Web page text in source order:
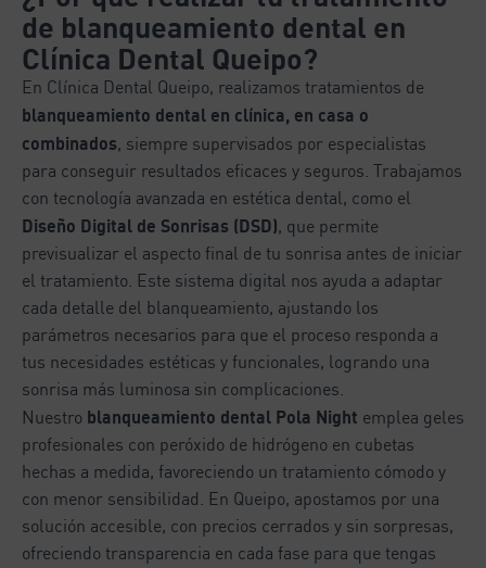
de blanqueamiento dental en
Clínica Dental Queipo?
En Clínica Dental Queipo, realizamos tratamientos de
blanqueamiento dental en clínica, en casa o
combinados, siempre supervisados por especialistas
para conseguir resultados eficaces y seguros. Trabajamos
con tecnología avanzada en estética dental, como el
Diseño Digital de Sonrisas (DSD), que permite
previsualizar el aspecto final de tu sonrisa antes de iniciar
el tratamiento. Este sistema digital nos ayuda a adaptar
cada detalle del blanqueamiento, ajustando los
parámetros necesarios para que el proceso responda a
tus necesidades estéticas y funcionales, logrando una
sonrisa más luminosa sin complicaciones.
Nuestro blanqueamiento dental Pola Night emplea geles
profesionales con peróxido de hidrógeno en cubetas
hechas a medida, favoreciendo un tratamiento cómodo y
con menor sensibilidad. En Queipo, apostamos por una
solución accesible, con precios cerrados y sin sorpresas,
ofreciendo transparencia en cada fase para que tengas